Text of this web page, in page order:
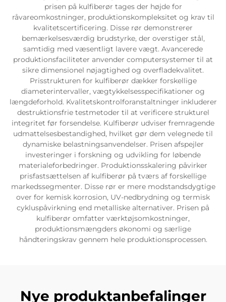
prisen på kulfiberør tages der højde for
råvareomkostninger, produktionskompleksitet og krav til
kvalitetscertificering. Disse rør demonstrerer
bemærkelsesværdig brudstyrke, der overstiger stål,
samtidig med væsentligt lavere vægt. Avancerede
produktionsfaciliteter anvender computersystemer til at
sikre dimensionel nøjagtighed og overfladekvalitet.
Prisstrukturen for kulfiberør dækker forskellige
diameterintervaller, vægtykkelsesspecifikationer og
længdeforhold. Kvalitetskontrolforanstaltninger inkluderer
destruktionsfrie testmetoder til at verificere strukturel
integritet før forsendelse. Kulfiberør udviser fremragende
udmattelsesbestandighed, hvilket gør dem velegnede til
dynamiske belastningsanvendelser. Prisen afspejler
investeringer i forskning og udvikling for løbende
materialeforbedringer. Produktionsskalering påvirker
prisfastsættelsen af kulfiberør på tværs af forskellige
markedssegmenter. Disse rør er mere modstandsdygtige
over for kemisk korrosion, UV-nedbrydning og termisk
cykluspåvirkning end metalliske alternativer. Prisen på
kulfiberør omfatter værktøjsomkostninger,
produktionsmængders økonomi og særlige
håndteringskrav gennem hele produktionsprocessen.
Nye produktanbefalinger